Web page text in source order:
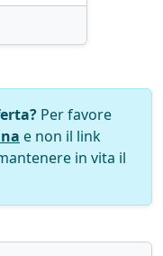
Per favore
e non il link
in vita il